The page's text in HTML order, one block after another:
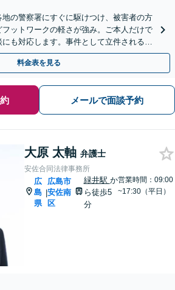
地の警察署にすぐに駆けつけ、被害者の方
ットワークの軽さが強み。ご本人だけで
も対応します。事件として立件される前
。
料金表を見る
メールで面談予約
大原 太軸 弁護士
安佐合同法律事務所
広
島
県
|
広島市
安佐南
区
緑井駅 か
ら徒歩5
分
営業時間：09:00
~17:30（平日）